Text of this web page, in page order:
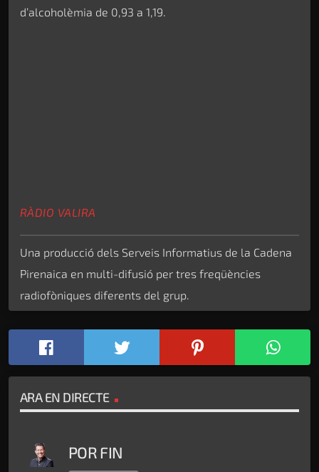
d’alcoholèmia de 0,93 a 1,19.
RÀDIO VALIRA
Una producció dels Serveis Informatius de la Cadena
Pirenaica en multi-difusió per tres freqüències
radiofòniques diferents del grup.
ARA EN DIRECTE
POR FIN